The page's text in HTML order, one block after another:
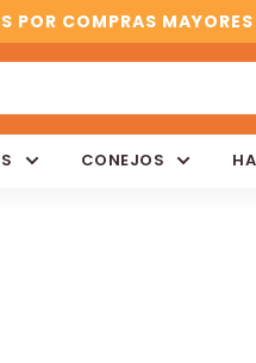
POR COMPRAS
CONEJOS